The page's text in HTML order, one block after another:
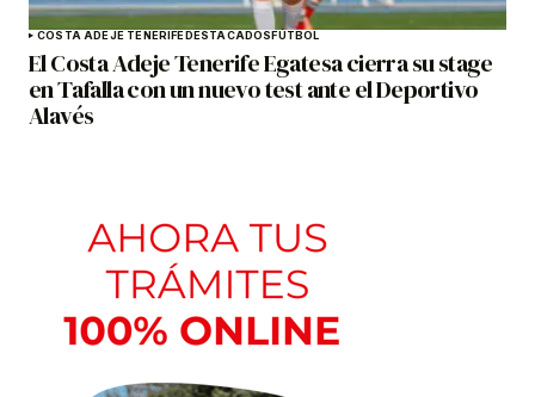
COSTA ADEJE TENERIFEDESTACADOSFÚTBOL
El Costa Adeje Tenerife Egatesa cierra su stage
en Tafalla con un nuevo test ante el Deportivo
Alavés